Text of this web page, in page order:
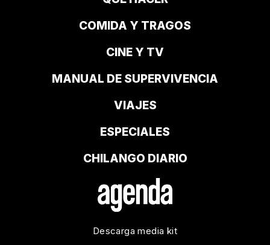
COMIDA Y TRAGOS
CINE Y TV
MANUAL DE SUPERVIVENCIA
VIAJES
ESPECIALES
CHILANGO DIARIO
Descarga media kit